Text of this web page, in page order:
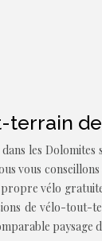
de
dans les
vous
vélo
de vélo-tout-
paysage